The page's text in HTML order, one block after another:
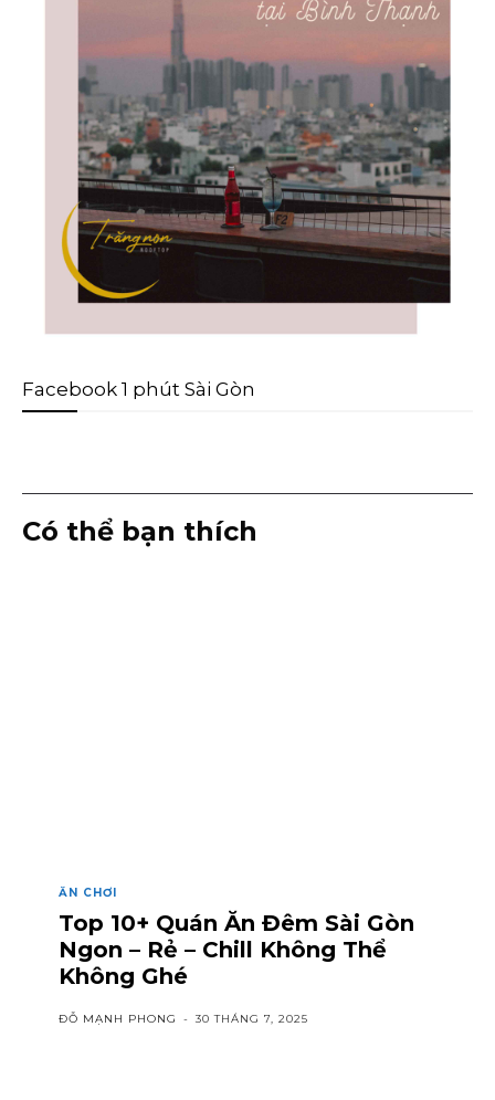
Facebook 1 phút Sài Gòn
Có thể bạn thích
ĂN CHƠI
Top 10+ Quán Ăn Đêm Sài Gòn
Ngon – Rẻ – Chill Không Thể
Không Ghé
ĐỖ MẠNH PHONG - 30 THÁNG 7, 2025